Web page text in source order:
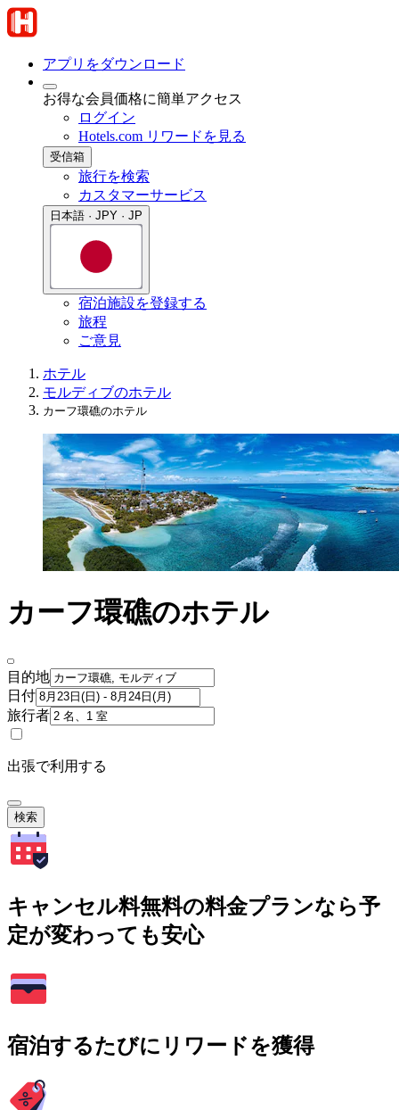
アプリをダウンロード
お得な会員価格に簡単アクセス
ログイン
Hotels.com リワードを見る
受信箱
旅行を検索
カスタマーサービス
日本語 · JPY · JP
宿泊施設を登録する
旅程
ご意見
ホテル
モルディブのホテル
カーフ環礁のホテル
カーフ環礁のホテル
目的地
日付
旅行者
出張で利用する
検索
キャンセル料無料の料金プランなら予
定が変わっても安心
宿泊するたびにリワードを獲得